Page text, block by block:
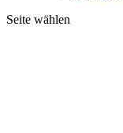
Seite wählen